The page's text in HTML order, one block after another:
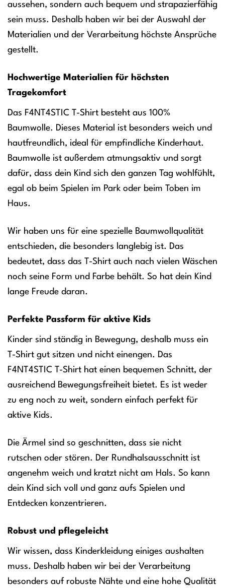
aussehen, sondern auch bequem und strapazierfähig
sein muss. Deshalb haben wir bei der Auswahl der
Materialien und der Verarbeitung höchste Ansprüche
gestellt.
Hochwertige Materialien für höchsten
Tragekomfort
Das F4NT4STIC T-Shirt besteht aus 100%
Baumwolle. Dieses Material ist besonders weich und
hautfreundlich, ideal für empfindliche Kinderhaut.
Baumwolle ist außerdem atmungsaktiv und sorgt
dafür, dass dein Kind sich den ganzen Tag wohlfühlt,
egal ob beim Spielen im Park oder beim Toben im
Haus.
Wir haben uns für eine spezielle Baumwollqualität
entschieden, die besonders langlebig ist. Das
bedeutet, dass das T-Shirt auch nach vielen Wäschen
noch seine Form und Farbe behält. So hat dein Kind
lange Freude daran.
Perfekte Passform für aktive Kids
Kinder sind ständig in Bewegung, deshalb muss ein
T-Shirt gut sitzen und nicht einengen. Das
F4NT4STIC T-Shirt hat einen bequemen Schnitt, der
ausreichend Bewegungsfreiheit bietet. Es ist weder
zu eng noch zu weit, sondern einfach perfekt für
aktive Kids.
Die Ärmel sind so geschnitten, dass sie nicht
rutschen oder stören. Der Rundhalsausschnitt ist
angenehm weich und kratzt nicht am Hals. So kann
dein Kind sich voll und ganz aufs Spielen und
Entdecken konzentrieren.
Robust und pflegeleicht
Wir wissen, dass Kinderkleidung einiges aushalten
muss. Deshalb haben wir bei der Verarbeitung
besonders auf robuste Nähte und eine hohe Qualität